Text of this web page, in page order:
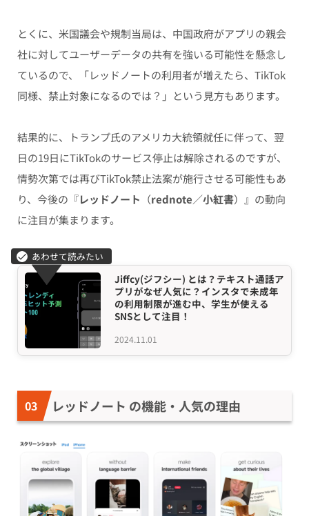
とくに、米国議会や規制当局は、中国政府がアプリの親会
社に対してユーザーデータの共有を強いる可能性を懸念し
ているので、「レッドノートの利用者が増えたら、TikTok
同様、禁止対象になるのでは？」という見方もあります。
結果的に、トランプ氏のアメリカ大統領就任に伴って、翌
日の19日にTikTokのサービス停止は解除されるのですが、
情勢次第では再びTikTok禁止法案が施行させる可能性もあ
り、今後の『レッドノート （rednote／小紅書）』の動向
に注目が集まります。
2024.11.01
Jiffcy(ジフシー) とは？テキスト通話ア
プリがなぜ人気に？インスタで未成年
の利用制限が進む中、学生が使える
SNSとして注目！
レッドノート の機能・人気の理由